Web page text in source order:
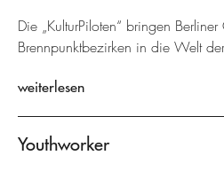
Die „KulturPiloten“ bringen
Brennpunktbezirken in die Welt
weiterlesen
Youthworker